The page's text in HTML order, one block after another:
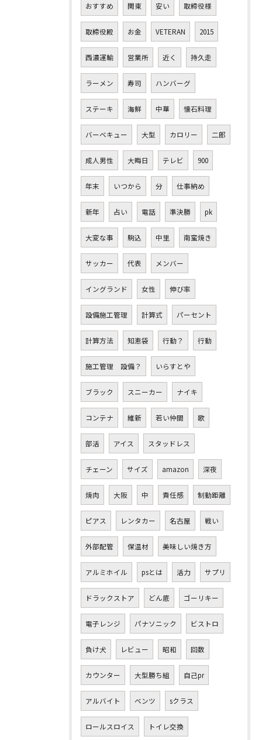
おすすめ 関東 安い 取締役様
取締役殿 お金 VETERAN 2015
西濃運輸 営業所 近く 持久走
ラーメン 寿司 ハンバーグ
ステーキ 海鮮 中華 懐石料理
バーベキュー 大型 カロリー 二郎
成人男性 大晦日 テレビ 900
年末 いつから 分 仕事納め
新年 占い 電話 準決勝 pk
大変な事 駒込 中里 南蛮焼き
サッカー 代表 メンバー
イングランド 女性 伸び率
設備施工管理 計算式 パーセント
計算方法 知恵袋 行動？ 行動
施工管理 設備？ いらすとや
ブラック スニーカー ナイキ
コンテナ 維新 若い仲間 歌
部活 アイス スタッドレス
チェーン サイズ amazon 深夜
焼肉 大阪 中 責任感 制動距離
ピアス レンタカー 名古屋 戦い
外部配管 保温材 美味しい焼き方
アルミホイル psとは 活力 サプリ
ドラックストア どん底 ゴーリキー
電子レンジ パナソニック ビストロ
負け犬 レビュー 昭和 回数
カウンター 大型勝ち組 自己pr
アルバイト ベンツ sクラス
ロールスロイス トイレ交換